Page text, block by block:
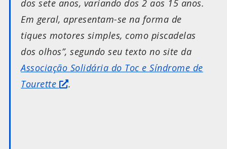
dos sete anos, variando dos 2 aos 15 anos.
Em geral, apresentam-se na forma de
tiques motores simples, como piscadelas
dos olhos”, segundo seu texto no site da
Associação Solidária do Toc e Síndrome de
Tourette
.